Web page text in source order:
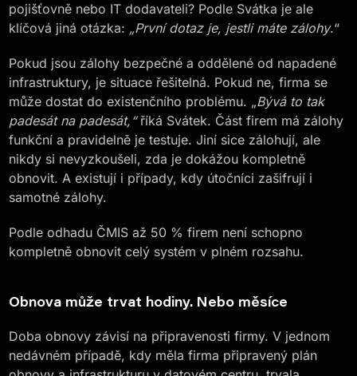
pojišťovně nebo IT dodavateli? Podle Svátka je ale
klíčová jiná otázka: „První dotaz je, jestli máte zálohy.“
Pokud jsou zálohy bezpečné a oddělené od napadené
infrastruktury, je situace řešitelná. Pokud ne, firma se
může dostat do existenčního problému. „Bývá to tak
padesát na padesát,“říká Svátek. Část firem má zálohy
funkční a pravidelně je testuje. Jiní sice zálohují, ale
nikdy si nevyzkoušeli, zda je dokážou kompletně
obnovit. A existují i případy, kdy útočníci zašifrují i
samotné zálohy.
Podle odhadu ČMIS až 50 % firem není schopno
kompletně obnovit celý systém v plném rozsahu.
Obnova může trvat hodiny. Nebo měsíce
Doba obnovy závisí na připravenosti firmy. V jednom
nedávném případě, kdy měla firma připravený plán